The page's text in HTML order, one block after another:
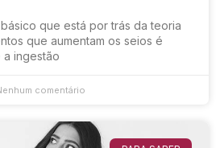
que está por trás da teoria
que aumentam os seios é
a ingestão
comentário